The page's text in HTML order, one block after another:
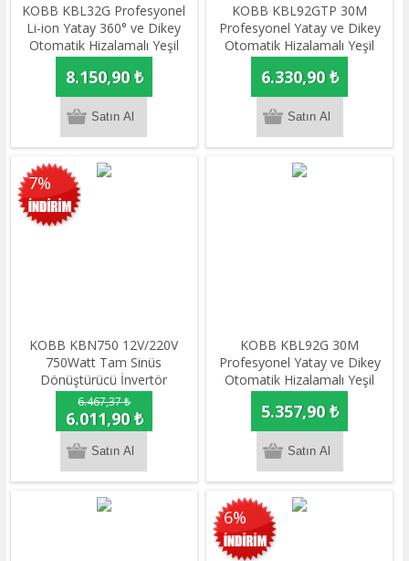
KOBB KBL32G Profesyonel
Li-ion Yatay 360° ve Dikey
Otomatik Hizalamalı Yeşil
Nokta Şakül ve Yeşil Çapraz
Çizgi Lazer
8.150,90 ₺
KOBB KBL92GTP 30M
Profesyonel Yatay ve Dikey
Otomatik Hizalamalı Yeşil
Çapraz Çizgi Lazer,Noktalı
Şakül Lazer Distomat
6.330,90 ₺
7%
KOBB KBN750 12V/220V
750Watt Tam Sinüs
Dönüştürücü İnvertör
6.467,37 ₺
6.011,90 ₺
KOBB KBL92G 30M
Profesyonel Yatay ve Dikey
Otomatik Hizalamalı Yeşil
Çapraz Çizgi Lazer,Noktalı
Şakül Lazer Distomat
5.357,90 ₺
6%